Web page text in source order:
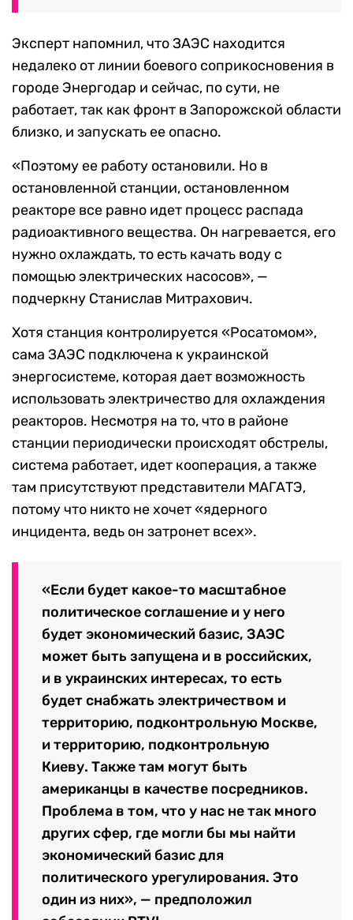
Эксперт напомнил, что ЗАЭС находится
недалеко от линии боевого соприкосновения в
городе Энергодар и сейчас, по сути, не
работает, так как фронт в Запорожской области
близко, и запускать ее опасно.
«Поэтому ее работу остановили. Но в
остановленной станции, остановленном
реакторе все равно идет процесс распада
радиоактивного вещества. Он нагревается, его
нужно охлаждать, то есть качать воду с
помощью электрических насосов», —
подчеркну Станислав Митрахович.
Хотя станция контролируется «Росатомом»,
сама ЗАЭС подключена к украинской
энергосистеме, которая дает возможность
использовать электричество для охлаждения
реакторов. Несмотря на то, что в районе
станции периодически происходят обстрелы,
система работает, идет кооперация, а также
там присутствуют представители МАГАТЭ,
потому что никто не хочет «ядерного
инцидента, ведь он затронет всех».
«Если будет какое-то масштабное
политическое соглашение и у него
будет экономический базис, ЗАЭС
может быть запущена и в российских,
и в украинских интересах, то есть
будет снабжать электричеством и
территорию, подконтрольную Москве,
и территорию, подконтрольную
Киеву. Также там могут быть
американцы в качестве посредников.
Проблема в том, что у нас не так много
других сфер, где могли бы мы найти
экономический базис для
политического урегулирования. Это
один из них», — предположил